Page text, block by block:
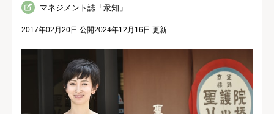
マネジメント誌「衆知」
2017年02月20日 公開2024年12月16日 更新